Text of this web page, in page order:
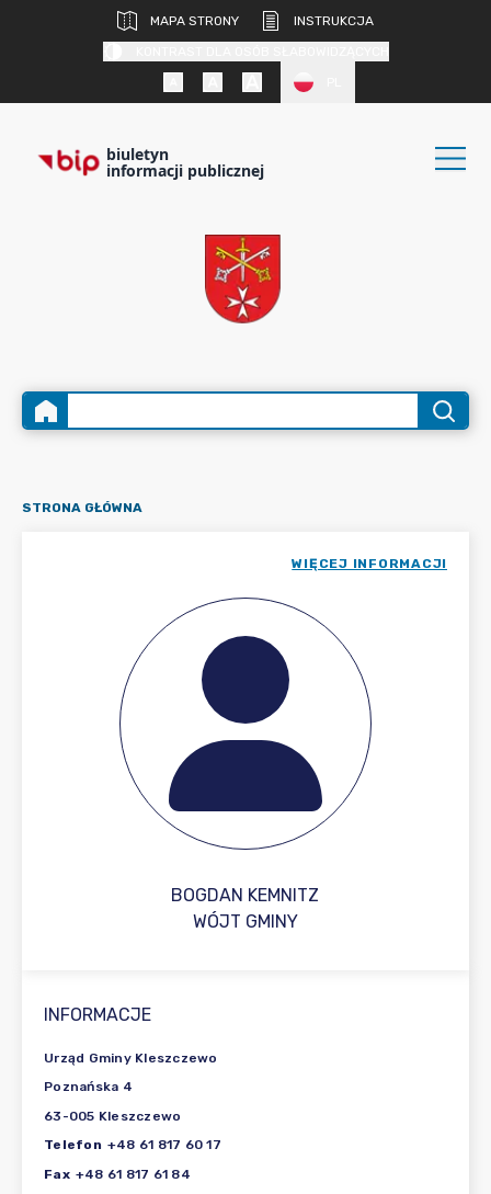
MAPA STRONY
INSTRUKCJA
biuletyn
informacji publicznej
STRONA GŁÓWNA
BOGDAN KEMNITZ
WIĘCEJ INFORMACJI
WÓJT GMINY
INFORMACJE
Urząd Gminy Kleszczewo
Poznańska 4
63-005 Kleszczewo
Telefon +48 61 817 60 17
Fax +48 61 817 61 84